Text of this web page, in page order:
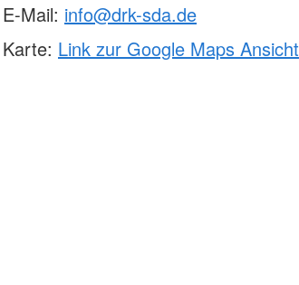
E-Mail: info@drk-sda.de
Karte: Link zur Google Maps Ansicht